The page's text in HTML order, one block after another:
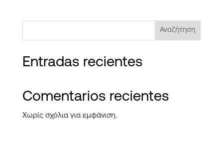
Αναζήτηση
Entradas recientes
Comentarios recientes
Χωρίς σχόλια για εμφάνιση.